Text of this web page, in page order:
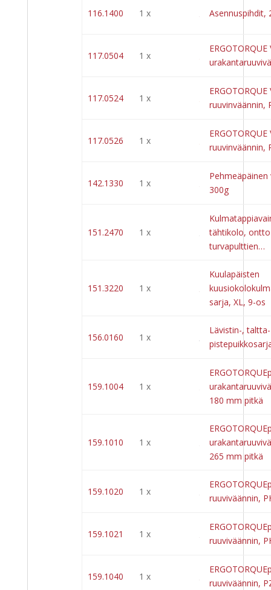
116.1400 1 x Asennuspihdit,
117.0504 1 x
ERGOTORQUE
117.0524 1 x
ERGOTORQUE
ruuvinväännin,
117.0526 1 x
ERGOTORQUE
ruuvinväännin,
142.1330 1 x
300g
151.2470 1 x
tähtikolo,
turvapulttien…
151.3220 1 x
Kuulapäisten
sarja, XL, 9-os
156.0160 1 x
Lävistin-,
159.1004 1 x
180 mm pitkä
159.1010 1 x
265 mm pitkä
159.1020 1 x
ruuviväännin,
159.1021 1 x
ruuviväännin,
159.1040 1 x
ruuviväännin,